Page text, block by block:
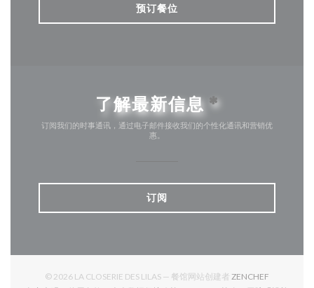
预订餐位
了解最新信息 *
订阅我们的时事通讯，通过电子邮件接收我们的个性化通讯和营销优
惠。
订阅
© 2026 LA CLOSERIE DES LILAS — 餐馆网站创建者 ZENCHEF